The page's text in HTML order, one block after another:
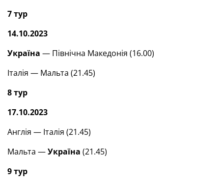
7 тур
14.10.2023
Україна — Північна Македонія (16.00)
Італія — Мальта (21.45)
8 тур
17.10.2023
Англія — Італія (21.45)
Мальта —Україна (21.45)
9 тур